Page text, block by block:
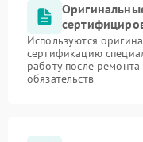
Используются
сертификацию
работу после
обязательств